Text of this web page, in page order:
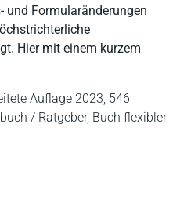
und Formularänderungen
Hier mit einem kurzem
Auflage 2023, 546
/ Ratgeber, Buch flexibler